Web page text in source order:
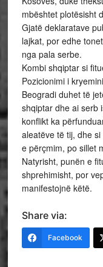
mbështet plotësisht
Gjatë deklaratave
lajkat, por edhe
nga pala serbe.
Kombi shqiptar si
Pozicionimi i
Beogradi duhet të
shqiptar dhe ai serb
konflikt ka
aleatëve të tij, dhe
e përçmim, po sillet
Natyrisht, punën e
shprehimisht, por
manifestojnë këtë.
Share via:
Facebook